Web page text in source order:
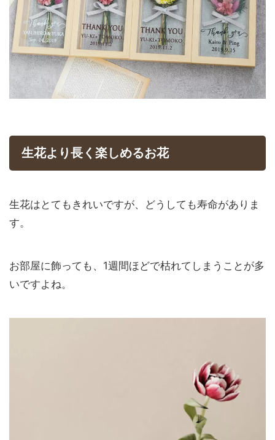
生花より長く楽しめるお花
生花はとてもきれいですが、どうしても寿命がありま
す。
お部屋に飾っても、1週間ほどで枯れてしまうことが多
いですよね。